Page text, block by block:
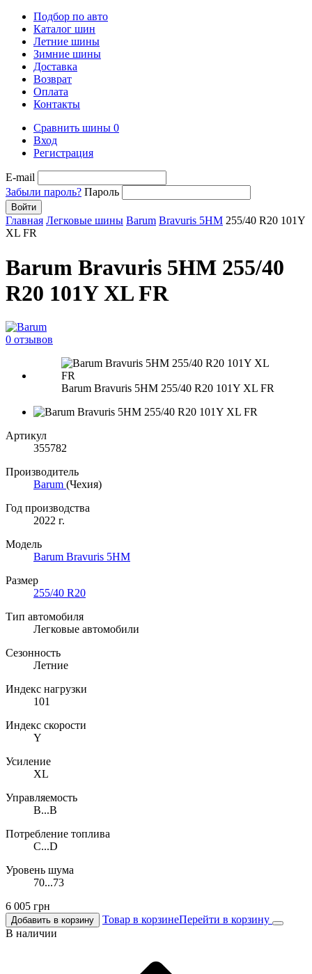
Подбор по авто
Каталог шин
Летние шины
Зимние шины
Доставка
Возврат
Оплата
Контакты
Сравнить шины 0
Вход
Регистрация
E-mail
Забыли пароль? Пароль
Войти
Главная Легковые шины Barum Bravuris 5HM 255/40 R20 101Y
XL FR
Barum Bravuris 5HM 255/40
R20 101Y XL FR
0 отзывов
Barum Bravuris 5HM 255/40 R20 101Y XL FR
Артикул
355782
Производитель
Barum (Чехия)
Год производства
2022 г.
Модель
Barum Bravuris 5HM
Размер
255/40 R20
Тип автомобиля
Легковые автомобили
Сезонность
Летние
Индекс нагрузки
101
Индекс скорости
Y
Усиление
XL
Управляемость
B...B
Потребление топлива
C...D
Уровень шума
70...73
6 005 грн
Добавить в корзину Товар в корзинеПерейти в корзину
В наличии